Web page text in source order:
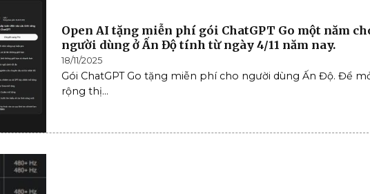
Open AI tặng miễn phí gói ChatGPT Go một năm
người dùng ở Ấn Độ tính từ ngày 4/11 năm nay.​
18/11/2025
Gói ChatGPT Go tặng miễn phí cho người dùng Ấn Độ. Để
rộng thị...